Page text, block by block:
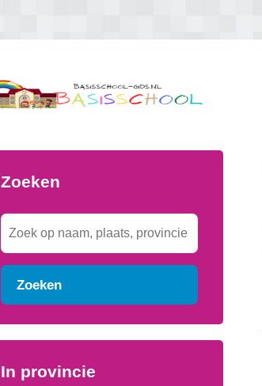
Zoeken
Zoeken
In provincie